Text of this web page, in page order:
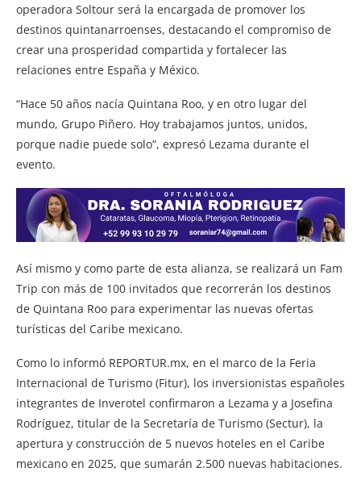
operadora Soltour será la encargada de promover los
destinos quintanarroenses, destacando el compromiso de
crear una prosperidad compartida y fortalecer las
relaciones entre España y México.
“Hace 50 años nacía Quintana Roo, y en otro lugar del
mundo, Grupo Piñero. Hoy trabajamos juntos, unidos,
porque nadie puede solo”, expresó Lezama durante el
evento.
Así mismo y como parte de esta alianza, se realizará un Fam
Trip con más de 100 invitados que recorrerán los destinos
de Quintana Roo para experimentar las nuevas ofertas
turísticas del Caribe mexicano.
Como lo informó REPORTUR.mx, en el marco de la Feria
Internacional de Turismo (Fitur), los inversionistas españoles
integrantes de Inverotel confirmaron a Lezama y a Josefina
Rodríguez, titular de la Secretaría de Turismo (Sectur), la
apertura y construcción de 5 nuevos hoteles en el Caribe
mexicano en 2025, que sumarán 2.500 nuevas habitaciones.